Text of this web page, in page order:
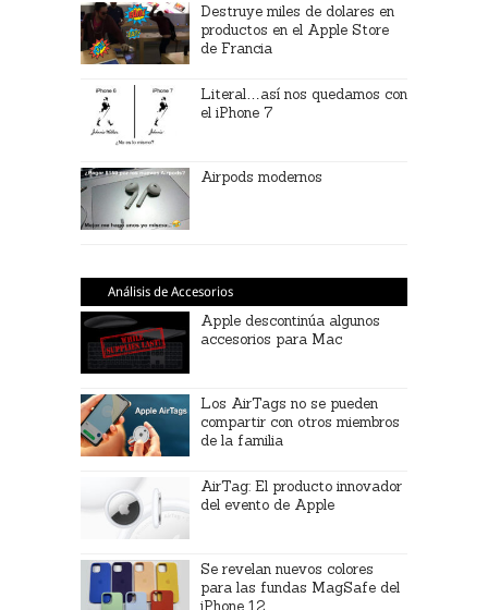
Destruye miles de dolares en
productos en el Apple Store
de Francia
Literal…así nos quedamos con
el iPhone 7
Airpods modernos
Análisis de Accesorios
Apple descontinúa algunos
accesorios para Mac
Los AirTags no se pueden
compartir con otros miembros
de la familia
AirTag: El producto innovador
del evento de Apple
Se revelan nuevos colores
para las fundas MagSafe del
iPhone 12